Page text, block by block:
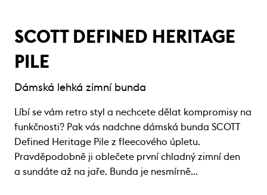
SCOTT DEFINED HERITAGE
PILE
Dámská lehká zimní bunda
Líbí se vám retro styl a nechcete dělat kompromisy na
funkčnosti? Pak vás nadchne dámská bunda SCOTT
Defined Heritage Pile z fleecového úpletu.
Pravděpodobně ji oblečete první chladný zimní den
a sundáte až na jaře. Bunda je nesmírně…